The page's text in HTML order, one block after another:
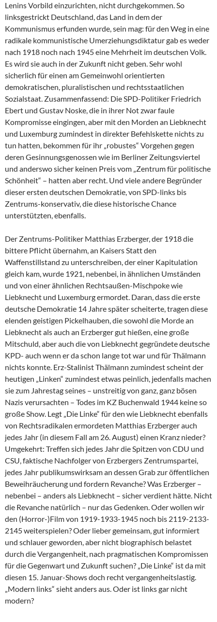
Lenins Vorbild einzurichten, nicht durchgekommen. So
linksgestrickt Deutschland, das Land in dem der
Kommunismus erfunden wurde, sein mag: für den Weg in eine
radikale kommunistische Umerziehungsdiktatur gab es weder
nach 1918 noch nach 1945 eine Mehrheit im deutschen Volk.
Es wird sie auch in der Zukunft nicht geben. Sehr wohl
sicherlich für einen am Gemeinwohl orientierten
demokratischen, pluralistischen und rechtsstaatlichen
Sozialstaat. Zusammenfassend: Die SPD-Politiker Friedrich
Ebert und Gustav Noske, die in ihrer Not zwar faule
Kompromisse eingingen, aber mit den Morden an Liebknecht
und Luxemburg zumindest in direkter Befehlskette nichts zu
tun hatten, bekommen für ihr „robustes“ Vorgehen gegen
deren Gesinnungsgenossen wie im Berliner Zeitungsviertel
und anderswo sicher keinen Preis vom „Zentrum für politische
Schönheit“ – hatten aber recht. Und viele andere Begründer
dieser ersten deutschen Demokratie, von SPD-links bis
Zentrums-konservativ, die diese historische Chance
unterstützten, ebenfalls.
Der Zentrums-Politiker Matthias Erzberger, der 1918 die
bittere Pflicht übernahm, an Kaisers Statt den
Waffenstillstand zu unterschreiben, der einer Kapitulation
gleich kam, wurde 1921, nebenbei, in ähnlichen Umständen
und von einer ähnlichen Rechtsaußen-Mischpoke wie
Liebknecht und Luxemburg ermordet. Daran, dass die erste
deutsche Demokratie 14 Jahre später scheiterte, tragen diese
elenden geistigen Pickelhauben, die sowohl die Morde an
Liebknecht als auch an Erzberger gut hießen, eine große
Mitschuld, aber auch die von Liebknecht gegründete deutsche
KPD- auch wenn er da schon lange tot war und für Thälmann
nichts konnte. Erz-Stalinist Thälmann zumindest scheint der
heutigen „Linken“ zumindest etwas peinlich, jedenfalls machen
sie zum Jahrestag seines – unstreitig von ganz, ganz bösen
Nazis verursachten – Todes im KZ Buchenwald 1944 keine so
große Show. Legt „Die Linke“ für den wie Liebknecht ebenfalls
von Rechtsradikalen ermordeten Matthias Erzberger auch
jedes Jahr (in diesem Fall am 26. August) einen Kranz nieder?
Umgekehrt: Treffen sich jedes Jahr die Spitzen von CDU und
CSU, faktische Nachfolger von Erzbergers Zentrumspartei,
jedes Jahr publikumswirksam an dessen Grab zur öffentlichen
Beweihräucherung und fordern Revanche? Was Erzberger –
nebenbei – anders als Liebknecht – sicher verdient hätte. Nicht
die Revanche natürlich – nur das Gedenken. Oder wollen wir
den (Horror-)Film von 1919-1933-1945 noch bis 2119-2133-
2145 weiterspielen? Oder lieber gemeinsam, gut informiert
und schlauer geworden, aber nicht biographisch belastet
durch die Vergangenheit, nach pragmatischen Kompromissen
für die Gegenwart und Zukunft suchen? „Die Linke“ ist da mit
diesen 15. Januar-Shows doch recht vergangenheitslastig.
„Modern links“ sieht anders aus. Oder ist links gar nicht
modern?